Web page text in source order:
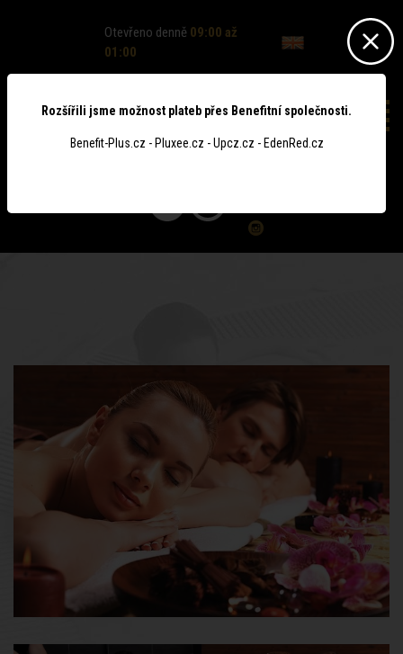
Otevřeno denně 09:00 až
01:00
Rozšířili jsme možnost plateb přes Benefitní společnosti.
Benefit-Plus.cz - Pluxee.cz - Upcz.cz - EdenRed.cz